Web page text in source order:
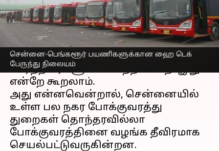
சென்னை-பெங்களூர் பயணிகளுக்கான ஹை டெக்
பேருந்து நிலையம்
எழுதியவர் Nivetha P Apr 10, 2023 04:55 pm
செய்தி முன்னோட்டம்
சென்னைமற்றும்பெங்களூரை
சேர்ந்தவர்களுக்கான நற்செய்தி இது
என்றே கூறலாம்.
அது என்னவென்றால், சென்னையில்
உள்ள பல நகர போக்குவரத்து
துறைகள் தொந்தரவில்லா
போக்குவரத்தினை வழங்க தீவிரமாக
செயல்பட்டுவருகின்றன.